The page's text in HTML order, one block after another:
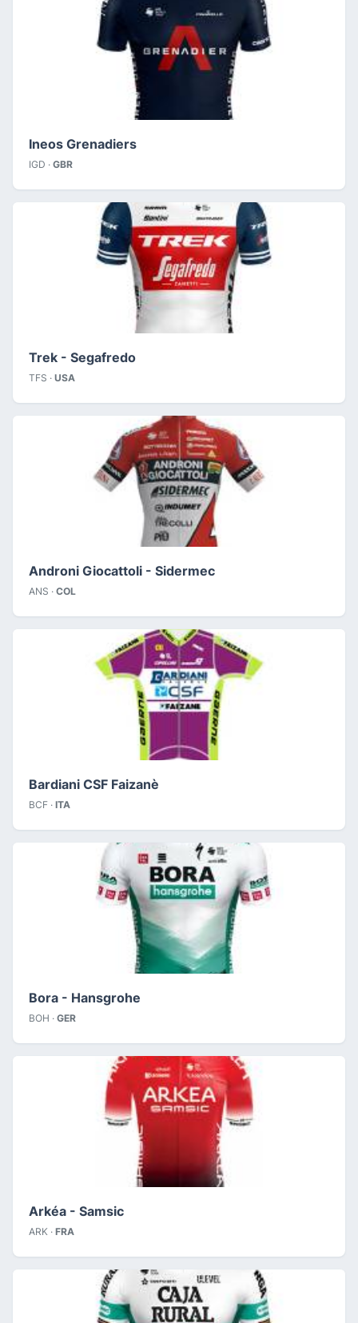
Ineos Grenadiers
IGD · GBR
Trek - Segafredo
TFS · USA
Androni Giocattoli - Sidermec
ANS · COL
Bardiani CSF Faizanè
BCF · ITA
Bora - Hansgrohe
BOH · GER
Arkéa - Samsic
ARK · FRA